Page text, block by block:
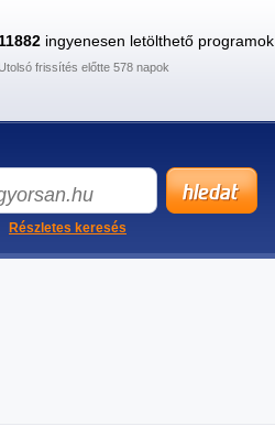
11882 ingyenesen letölthető programok
Utolsó frissítés előtte 578 napok
Részletes keresés